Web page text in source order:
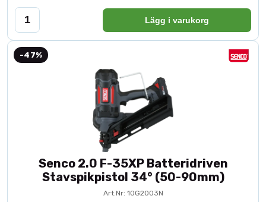
Lägg i varukorg
-47%
Senco 2.0 F-35XP Batteridriven
Stavspikpistol 34° (50-90mm)
Art.Nr: 10G2003N